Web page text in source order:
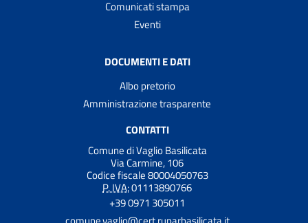
Comunicati stampa
Eventi
DOCUMENTI E DATI
Albo pretorio
Amministrazione trasparente
CONTATTI
Comune di Vaglio Basilicata
Via Carmine, 106
Codice fiscale 80004050763
P. IVA:01113890766
+39 0971 305011